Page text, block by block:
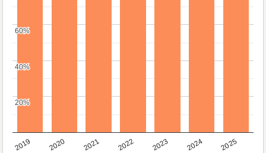
2019 2020 2021 2022 2023 2024 2025
20%
20%
40%
40%
60%
60%